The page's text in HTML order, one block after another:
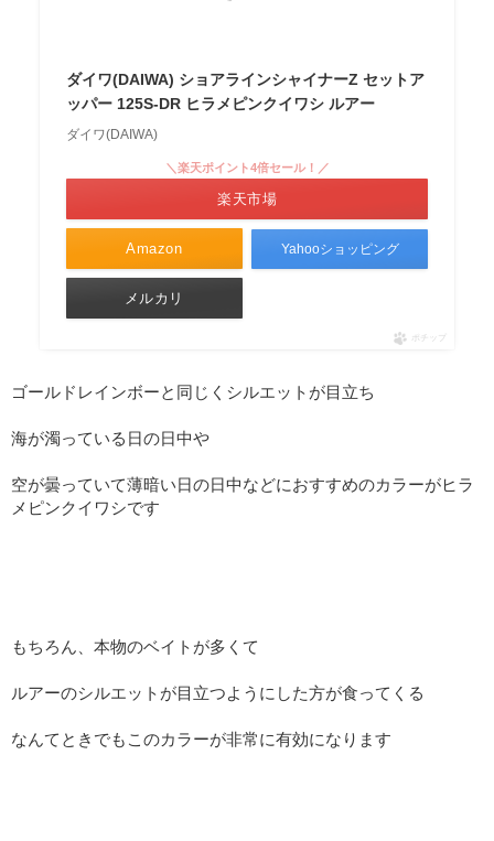
ダイワ(DAIWA) ショアラインシャイナーZ セットア
ッパー 125S-DR ヒラメピンクイワシ ルアー
ダイワ(DAIWA)
Amazon
＼楽天ポイント4倍セール！／
楽天市場
Yahooショッピング
メルカリ
ポチップ
ゴールドレインボーと同じくシルエットが目立ち
海が濁っている日の日中や
空が曇っていて薄暗い日の日中などにおすすめのカラーがヒラ
メピンクイワシです
もちろん、本物のベイトが多くて
ルアーのシルエットが目立つようにした方が食ってくる
なんてときでもこのカラーが非常に有効になります